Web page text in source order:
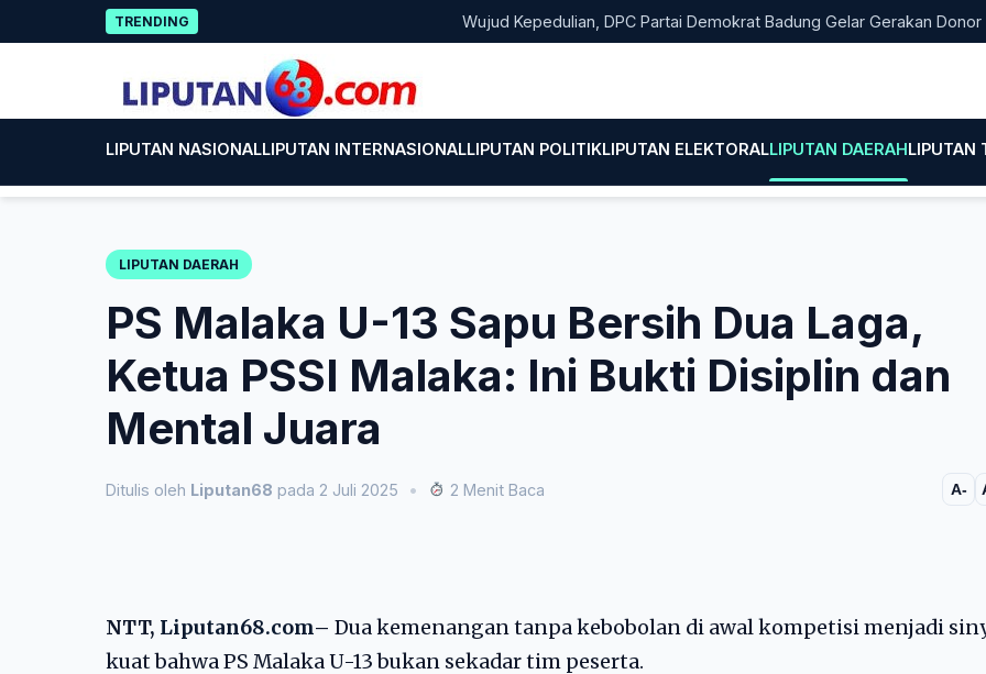
to
TRENDING Wujud Kepedulian, DPC Partai Demokrat Badung Gelar Gerakan Donor Darah
LIPUTAN NASIONALLIPUTAN INTERNASIONALLIPUTAN POLITIKLIPUTAN ELEKTORALLIPUTAN DAERAHLIPUTAN
LIPUTAN DAERAH
PS Malaka U-13 Sapu Bersih Dua Laga,
Ketua PSSI Malaka: Ini Bukti Disiplin dan
Mental Juara
Ditulis oleh Liputan68 pada 2 Juli 2025 • 2 Menit Baca A-
NTT, Liputan68.com– Dua kemenangan tanpa kebobolan di awal kompetisi menjadi
kuat bahwa PS Malaka U-13 bukan sekadar tim peserta.